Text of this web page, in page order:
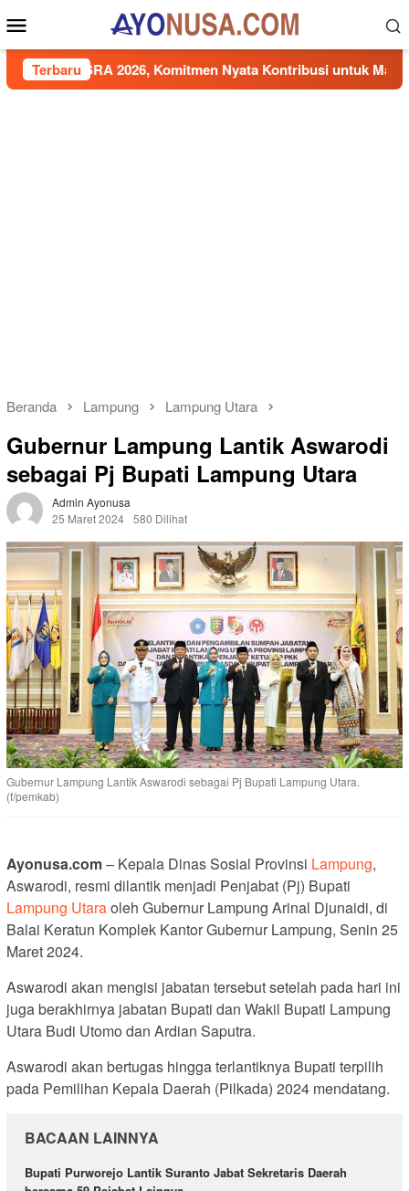
ke
kontenMobile
Terbaru
2026, Komitmen Nyata Kontribusi untuk Masyarakat
Beranda Lampung Lampung Utara
Gubernur Lampung Lantik Aswarodi
sebagai Pj Bupati Lampung Utara
Admin Ayonusa
25 Maret 2024 580 Dilihat
Gubernur Lampung Lantik Aswarodi sebagai Pj Bupati Lampung Utara.
(f/pemkab)
Ayonusa.com– Kepala Dinas Sosial Provinsi Lampung,
Aswarodi, resmi dilantik menjadi Penjabat (Pj) Bupati
Lampung Utaraoleh Gubernur Lampung Arinal Djunaidi, di
Balai Keratun Komplek Kantor Gubernur Lampung, Senin 25
Maret 2024.
Aswarodi akan mengisi jabatan tersebut setelah pada hari ini
juga berakhirnya jabatan Bupati dan Wakil Bupati Lampung
Utara Budi Utomo dan Ardian Saputra.
Aswarodi akan bertugas hingga terlantiknya Bupati terpilih
pada Pemilihan Kepala Daerah (Pilkada) 2024 mendatang.
BACAAN LAINNYA
Bupati Purworejo Lantik Suranto Jabat Sekretaris Daerah